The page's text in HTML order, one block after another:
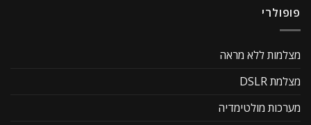
פופולרי
מצלמות ללא מראה
מצלמת DSLR
מערכות מולטימדיה